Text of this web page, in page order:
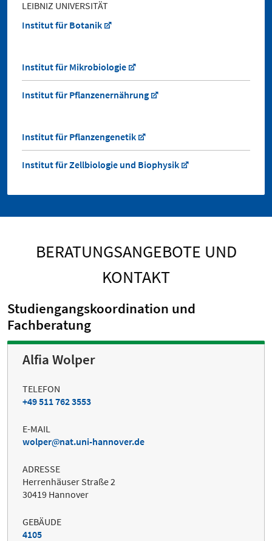
LEIBNIZ UNIVERSITÄT
Institut für Botanik
Institut für Mikrobiologie
Institut für Pflanzenernährung
Institut für Pflanzengenetik
Institut für Zellbiologie und Biophysik
BERATUNGSANGEBOTE UND
KONTAKT
Studiengangskoordination und
Fachberatung
Alfia Wolper
TELEFON
+49 511 762 3553
E-MAIL
wolper
nat.uni-hannover.de
ADRESSE
Herrenhäuser Straße 2
30419 Hannover
GEBÄUDE
4105